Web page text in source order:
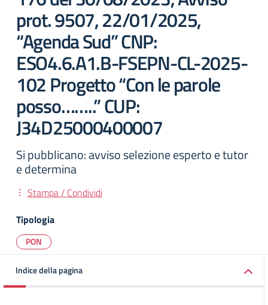
prot. 9507, 22/01/2025,
“Agenda Sud” CNP:
ESO4.6.A1.B-FSEPN-CL-2025-
102 Progetto “Con le parole
posso……..” CUP:
J34D25000400007
Si pubblicano: avviso selezione esperto e tutor
e determina
Stampa / Condividi
Tipologia
PON
Indice della pagina